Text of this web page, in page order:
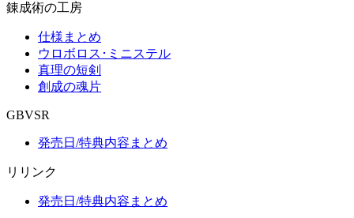
錬成術の工房
仕様まとめ
ウロボロス･ミニステル
真理の短剣
創成の魂片
GBVSR
発売日/特典内容まとめ
リリンク
発売日/特典内容まとめ